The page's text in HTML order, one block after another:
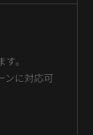
。
ンに対応可